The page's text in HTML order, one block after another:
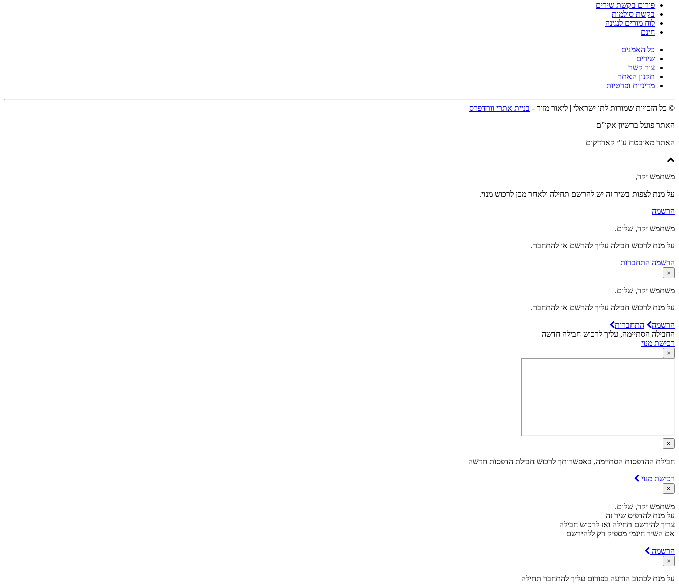
פורום בקשת שירים
בקשת סולמות
לוח מורים לנגינה
חינם
כל האמנים
שירים
צור קשר
תקנון האתר
מדיניות ופרטיות
© כל הזכויות שמורות לתו ישראלי | ליאור מזור - בניית אתרי וורדפרס
האתר פועל ברשיון אקו”ם
האתר מאובטח ע"י קארדקום
משתמש יקר,
על מנת לצפות בשיר זה יש להרשם תחילה ולאחר מכן לרכוש מנוי.
הרשמה
משתמש יקר, שלום.
על מנת לרכוש חבילה עליך להרשם או להתחבר.
הרשמה התחברות
×
משתמש יקר, שלום.
על מנת לרכוש חבילה עליך להרשם או להתחבר.
הרשמה
התחברות
החבילה הסתיימה, עליך לרכוש חבילה חדשה
רכישת מנוי
×
×
חבילת ההדפסות הסתיימה, באפשרותך לרכוש חבילת הדפסות חדשה
רכישת מנוי
×
משתמש יקר, שלום.
על מנת להדפיס שיר זה
צריך להירשם תחילה ואז לרכוש חבילה
אם השיר חינמי מספיק רק ללהירשם
הרשמה
×
על מנת לכתוב הודעה בפורום עליך להתחבר תחילה